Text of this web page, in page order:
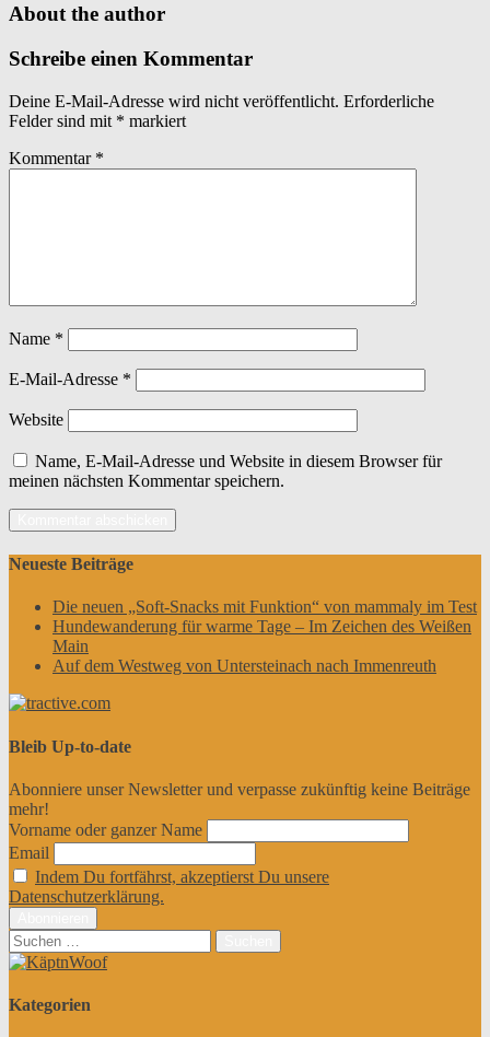
About the author
Schreibe einen Kommentar
Deine E-Mail-Adresse wird nicht veröffentlicht. Erforderliche
Felder sind mit * markiert
Kommentar *
Name *
E-Mail-Adresse *
Website
Name, E-Mail-Adresse und Website in diesem Browser für
meinen nächsten Kommentar speichern.
Neueste Beiträge
Die neuen „Soft-Snacks mit Funktion“ von mammaly im Test
Hundewanderung für warme Tage – Im Zeichen des Weißen
Main
Auf dem Westweg von Untersteinach nach Immenreuth
Bleib Up-to-date
Abonniere unser Newsletter und verpasse zukünftig keine Beiträge
mehr!
Vorname oder ganzer Name
Email
Indem Du fortfährst, akzeptierst Du unsere
Datenschutzerklärung.
Suchen
nach:
Kategorien